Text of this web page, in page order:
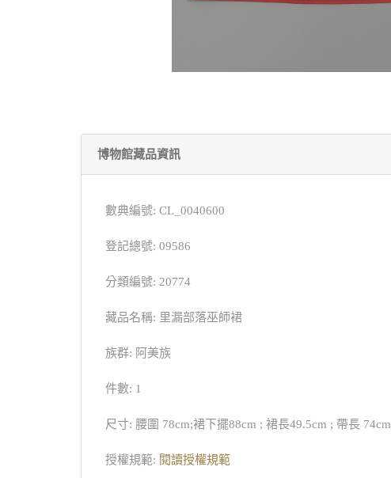
博物館藏品資訊
數典編號: CL_0040600
登記總號: 09586
分類編號: 20774
藏品名稱: 里漏部落巫師裙
族群: 阿美族
件數: 1
尺寸: 腰圍 78cm;裙下擺88cm ; 裙長49.5cm ; 帶長 74cm
授權規範: 閱讀授權規範